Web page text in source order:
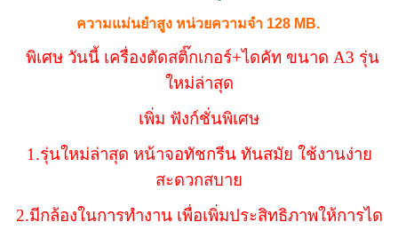
ความแม่นยำสูง หน่วยความจำ 128 MB.
พิเศษ วันนี้ เครื่องตัดสติ๊กเกอร์+ไดคัท ขนาด A3 รุ่น
ใหม่ล่าสุด
เพิ่ม ฟังก์ชั่นพิเศษ
1.รุ่นใหม่ล่าสุด หน้าจอทัชกรีน ทันสมัย ใช้งานง่าย
สะดวกสบาย
2.มีกล้องในการทำงาน เพื่อเพิ่มประสิทธิภาพให้การได